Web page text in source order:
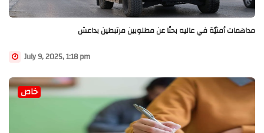
مداهمات أمنيّة في عاليه بحثًا عن مطلوبين مرتبطين بداعش
July 9, 2025, 1:18 pm
خاص